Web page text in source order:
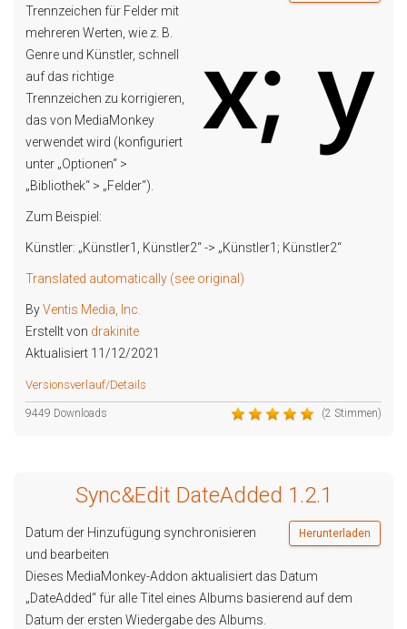
Trennzeichen für Felder mit
mehreren Werten, wie z. B.
Genre und Künstler, schnell
auf das richtige
Trennzeichen zu korrigieren,
das von MediaMonkey
verwendet wird (konfiguriert
unter „Optionen“ >
„Bibliothek“ > „Felder“).
Zum Beispiel:
Künstler: „Künstler1, Künstler2“ -> „Künstler1; Künstler2“
Translated automatically (see original)
ByVentis Media, Inc.
Erstellt von drakinite
Aktualisiert 11/12/2021
Versionsverlauf/Details
(2 Stimmen)
9449 Downloads
Sync&Edit DateAdded 1.2.1
Herunterladen
Datum der Hinzufügung synchronisieren
und bearbeiten
Dieses MediaMonkey-Addon aktualisiert das Datum
„DateAdded“ für alle Titel eines Albums basierend auf dem
Datum der ersten Wiedergabe des Albums.